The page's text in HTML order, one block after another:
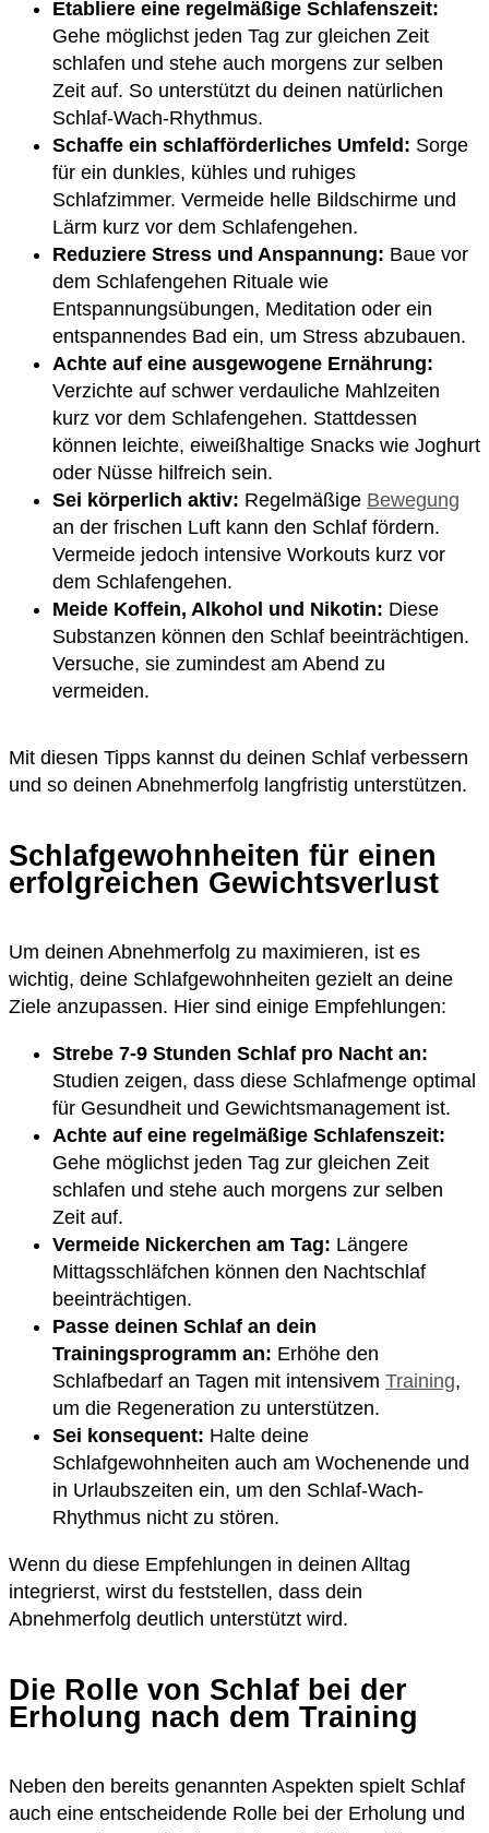
Etabliere eine regelmäßige Schlafenszeit:
Gehe möglichst jeden Tag zur gleichen Zeit
schlafen und stehe auch morgens zur selben
Zeit auf. So unterstützt du deinen natürlichen
Schlaf-Wach-Rhythmus.
Schaffe ein schlafförderliches Umfeld: Sorge
für ein dunkles, kühles und ruhiges
Schlafzimmer. Vermeide helle Bildschirme und
Lärm kurz vor dem Schlafengehen.
Reduziere Stress und Anspannung: Baue vor
dem Schlafengehen Rituale wie
Entspannungsübungen, Meditation oder ein
entspannendes Bad ein, um Stress abzubauen.
Achte auf eine ausgewogene Ernährung:
Verzichte auf schwer verdauliche Mahlzeiten
kurz vor dem Schlafengehen. Stattdessen
können leichte, eiweißhaltige Snacks wie Joghurt
oder Nüsse hilfreich sein.
Sei körperlich aktiv: Regelmäßige Bewegung
an der frischen Luft kann den Schlaf fördern.
Vermeide jedoch intensive Workouts kurz vor
dem Schlafengehen.
Meide Koffein, Alkohol und Nikotin: Diese
Substanzen können den Schlaf beeinträchtigen.
Versuche, sie zumindest am Abend zu
vermeiden.
Mit diesen Tipps kannst du deinen Schlaf verbessern
und so deinen Abnehmerfolg langfristig unterstützen.
Schlafgewohnheiten für einen
erfolgreichen Gewichtsverlust
Um deinen Abnehmerfolg zu maximieren, ist es
wichtig, deine Schlafgewohnheiten gezielt an deine
Ziele anzupassen. Hier sind einige Empfehlungen:
Strebe 7-9 Stunden Schlaf pro Nacht an:
Studien zeigen, dass diese Schlafmenge optimal
für Gesundheit und Gewichtsmanagement ist.
Achte auf eine regelmäßige Schlafenszeit:
Gehe möglichst jeden Tag zur gleichen Zeit
schlafen und stehe auch morgens zur selben
Zeit auf.
Vermeide Nickerchen am Tag: Längere
Mittagsschläfchen können den Nachtschlaf
beeinträchtigen.
Passe deinen Schlaf an dein
Trainingsprogramm an: Erhöhe den
Schlafbedarf an Tagen mit intensivem Training,
um die Regeneration zu unterstützen.
Sei konsequent: Halte deine
Schlafgewohnheiten auch am Wochenende und
in Urlaubszeiten ein, um den Schlaf-Wach-
Rhythmus nicht zu stören.
Wenn du diese Empfehlungen in deinen Alltag
integrierst, wirst du feststellen, dass dein
Abnehmerfolg deutlich unterstützt wird.
Die Rolle von Schlaf bei der
Erholung nach dem Training
Neben den bereits genannten Aspekten spielt Schlaf
auch eine entscheidende Rolle bei der Erholung und